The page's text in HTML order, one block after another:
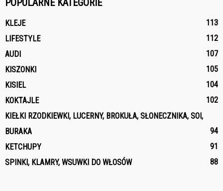
KLEJE
113
LIFESTYLE
112
AUDI
107
KISZONKI
105
KISIEL
104
KOKTAJLE
102
KIEŁKI RZODKIEWKI, LUCERNY, BROKUŁA, SŁONECZNIKA, SOI,
BURAKA
94
KETCHUPY
91
SPINKI, KLAMRY, WSUWKI DO WŁOSÓW
88